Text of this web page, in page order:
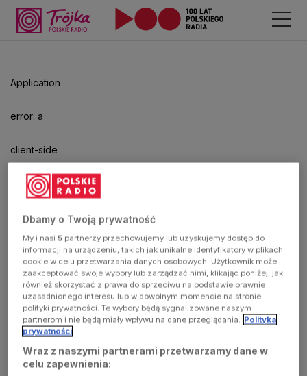
Application
error: a
client-side
exception
has
occurred
(see the
browser
console for
aby
odtwarzać.
Dbamy o Twoją prywatność
My i nasi5 partnerzy przechowujemy lub uzyskujemy dostęp do
informacji na urządzeniu, takich jak unikalne identyfikatory w plikach
cookie w celu przetwarzania danych osobowych. Użytkownik może
zaakceptować swoje wybory lub zarządzać nimi, klikając poniżej, jak
również skorzystać z prawa do sprzeciwu na podstawie prawnie
uzasadnionego interesu lub w dowolnym momencie na stronie
polityki prywatności. Te wybory będą sygnalizowane naszym
partnerom i nie będą miały wpływu na dane przeglądania. Polityka
prywatności
Wraz z naszymi partnerami przetwarzamy dane w
celu zapewnienia: